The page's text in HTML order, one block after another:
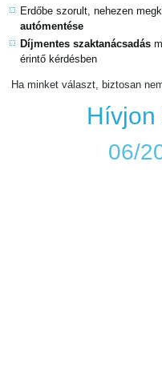
Erdőbe szorult, nehezen
autómentése
Díjmentes szaktanácsadás
érintő kérdésben
Ha minket választ, biztosan
Hívjon
06/